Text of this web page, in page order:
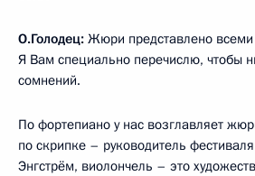
О.Голодец: Жюри представлено
Я Вам специально перечислю, чтобы
сомнений.
По фортепиано у нас возглавляет
по скрипке – руководитель
Энгстрём, виолончель – это